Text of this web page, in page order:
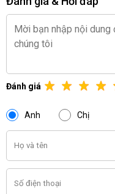
Đánh giá
Anh Chị